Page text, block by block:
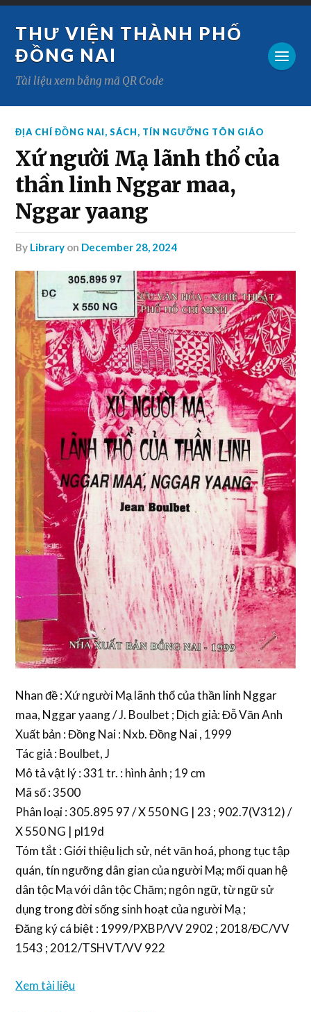
THƯ VIỆN THÀNH PHỐ
ĐỒNG NAI
Tài liệu xem bằng mã QR Code
ĐỊA CHÍ ĐỒNG NAI,SÁCH, TÍN NGƯỠNG TÔN GIÁO
Xứ người Mạ lãnh thổ của
thần linh Nggar maa,
Nggar yaang
by Library on December 28, 2024
Nhan đề : Xứ người Mạ lãnh thổ của thần linh Nggar
maa, Nggar yaang / J. Boulbet ; Dịch giả: Đỗ Văn Anh
Xuất bản : Đồng Nai : Nxb. Đồng Nai , 1999
Tác giả : Boulbet, J
Mô tả vật lý : 331 tr. : hình ảnh ; 19 cm
Mã số : 3500
Phân loại : 305.895 97 / X 550 NG | 23 ; 902.7(V312) /
X 550 NG | pl19d
Tóm tắt : Giới thiệu lịch sử, nét văn hoá, phong tục tập
quán, tín ngưỡng dân gian của người Mạ; mối quan hệ
dân tộc Mạ với dân tộc Chăm; ngôn ngữ, từ ngữ sử
dụng trong đời sống sinh hoạt của người Mạ ;
Đăng ký cá biệt : 1999/PXBP/VV 2902 ; 2018/ĐC/VV
1543 ; 2012/TSHVT/VV 922
Xem tài liệu